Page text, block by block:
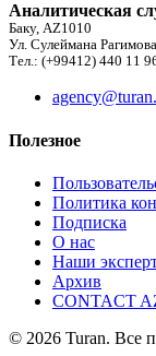
Аналитическая
Баку, AZ1010
Ул. Сулеймана
Тел.: (+99412) 440 11
Полезное
Политика
Подписка
О нас
Наши
Архив
CONTACT
© 2026 Turan. Все